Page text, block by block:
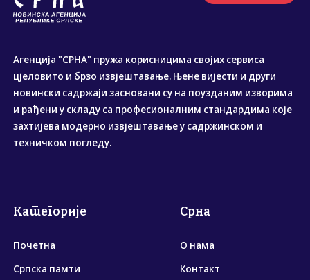
Агенција "СРНА" пружа корисницима својих сервиса
цјеловито и брзо извјештавање. Њене вијести и други
новински садржаји засновани су на поузданим изворима
и рађени у складу са професионалним стандардима које
захтијева модерно извјештавање у садржинском и
техничком погледу.
Категорије
Почетна
Српска памти
Срна
О нама
Контакт